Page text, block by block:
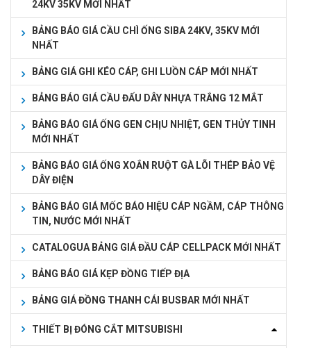
24KV 35KV MỚI NHẤT
BẢNG BÁO GIÁ CẦU CHÌ ỐNG SIBA 24KV, 35KV MỚI
NHẤT
BẢNG GIÁ GHI KÉO CÁP, GHI LUỒN CÁP MỚI NHẤT
BẢNG BÁO GIÁ CẦU ĐẤU DÂY NHỰA TRẮNG 12 MẮT
BẢNG BÁO GIÁ ỐNG GEN CHỊU NHIỆT, GEN THỦY TINH
MỚI NHẤT
BẢNG BÁO GIÁ ỐNG XOẮN RUỘT GÀ LÕI THÉP BẢO VỆ
DÂY ĐIỆN
BẢNG BÁO GIÁ MỐC BÁO HIỆU CÁP NGẦM, CÁP THÔNG
TIN, NƯỚC MỚI NHẤT
CATALOGUA BẢNG GIÁ ĐẦU CÁP CELLPACK MỚI NHẤT
BẢNG BÁO GIÁ KẸP ĐỒNG TIẾP ĐỊA
BẢNG GIÁ ĐỒNG THANH CÁI BUSBAR MỚI NHẤT
THIẾT BỊ ĐÓNG CẮT MITSUBISHI